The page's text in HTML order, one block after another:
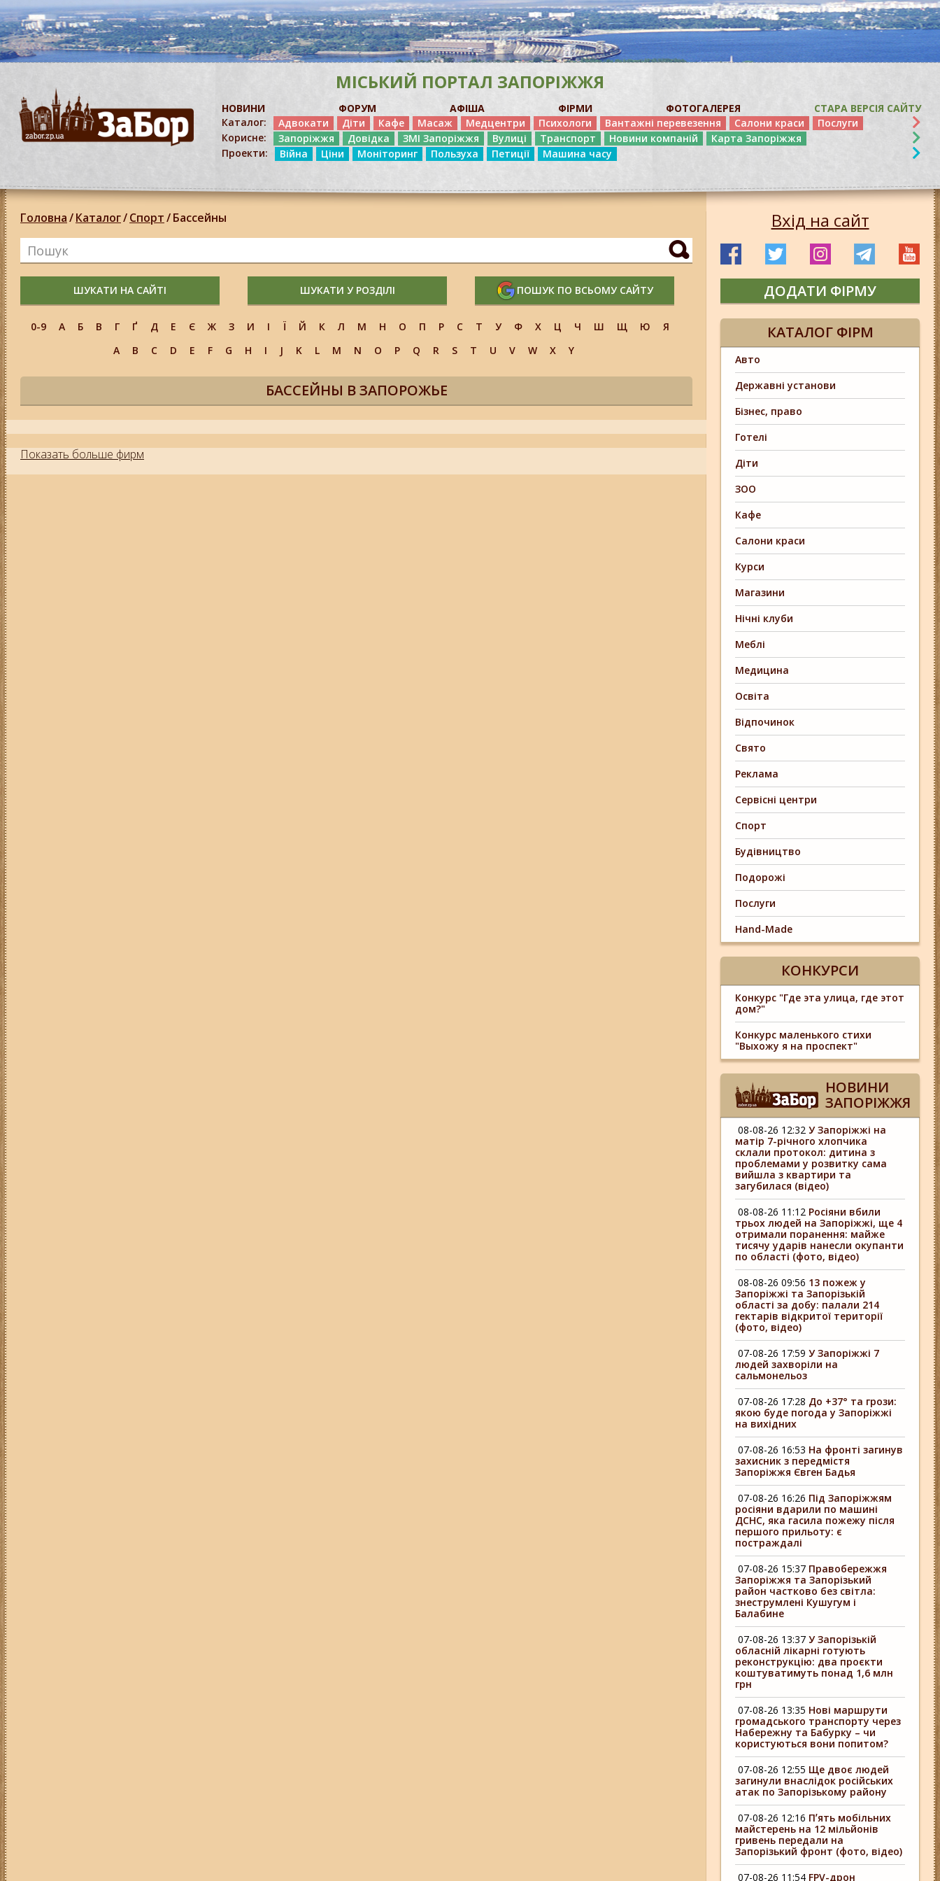
МІСЬКИЙ ПОРТАЛ ЗАПОРІЖЖЯ
НОВИНИ ФОРУМ АФІША ФІРМИ ФОТОГАЛЕРЕЯ
СТАРА ВЕРСІЯ САЙТУ
Каталог:
Адвокати Діти Кафе Масаж Медцентри Психологи Вантажні перевезення Салони краси
Послуги
Корисне:
Запоріжжя Довідка ЗМІ Запоріжжя Вулиці Транспорт Новини компаній
Карта Запоріжжя
Проекти:
Війна Ціни Моніторинг Пользуха Петиції Машина часу
Головна/Каталог/Спорт/Бассейны
ШУКАТИ НА САЙТІ ШУКАТИ У РОЗДІЛІ ПОШУК ПО ВСЬОМУ САЙТУ
0-9 А Б В Г Ґ Д Е Є Ж З И І Ї Й К Л М Н О П Р С Т У Ф Х Ц Ч Ш Щ Ю
Я
A
B C D E F G H I J K L M N O P Q R S T U V W X Y
БАССЕЙНЫ В ЗАПОРОЖЬЕ
Показать больше фирм
Вхід на сайт
ДОДАТИ ФІРМУ
КАТАЛОГ ФІРМ
Авто
Державні установи
Бізнес, право
Готелі
Діти
ЗОО
Кафе
Салони краси
Курси
Магазини
Нічні клуби
Меблі
Медицина
Освіта
Відпочинок
Свято
Реклама
Сервісні центри
Спорт
Будівництво
Подорожі
Послуги
Hand-Made
КОНКУРСИ
Конкурс "Где эта улица, где этот
дом?"
Конкурс маленького стихи
"Выхожу я на проспект"
НОВИНИ
ЗАПОРІЖЖЯ
08-08-26 12:32 У Запоріжжі на
матір 7-річного хлопчика
склали протокол: дитина з
проблемами у розвитку сама
вийшла з квартири та
загубилася (відео)
08-08-26 11:12 Росіяни вбили
трьох людей на Запоріжжі, ще 4
отримали поранення: майже
тисячу ударів нанесли окупанти
по області (фото, відео)
08-08-26 09:56 13 пожеж у
Запоріжжі та Запорізькій
області за добу: палали 214
гектарів відкритої території
(фото, відео)
07-08-26 17:59 У Запоріжжі 7
людей захворіли на
сальмонельоз
07-08-26 17:28 До +37° та грози:
якою буде погода у Запоріжжі
на вихідних
07-08-26 16:53 На фронті загинув
захисник з передмістя
Запоріжжя Євген Бадья
07-08-26 16:26 Під Запоріжжям
росіяни вдарили по машині
ДСНС, яка гасила пожежу після
першого прильоту: є
постраждалі
07-08-26 15:37 Правобережжя
Запоріжжя та Запорізький
район частково без світла:
знеструмлені Кушугум і
Балабине
07-08-26 13:37 У Запорізькій
обласній лікарні готують
реконструкцію: два проєкти
коштуватимуть понад 1,6 млн
грн
07-08-26 13:35 Нові маршрути
громадського транспорту через
Набережну та Бабурку – чи
користуються вони попитом?
07-08-26 12:55 Ще двоє людей
загинули внаслідок російських
атак по Запорізькому району
07-08-26 12:16 Пʼять мобільних
майстерень на 12 мільйонів
гривень передали на
Запорізький фронт (фото, відео)
07-08-26 11:54 FPV-дрон